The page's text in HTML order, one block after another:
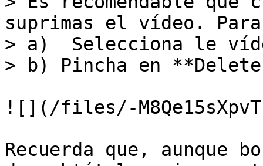
suprimas el vídeo.
> a)  Selecciona le
> b) Pincha en
![](/files/-
Recuerda que,